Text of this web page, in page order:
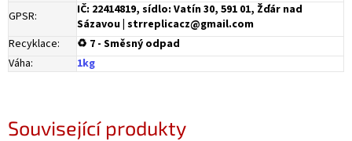
Související produkty
GPSR:
IČ: 22414819, sídlo: Vatín 30, 591 01, Žďár nad
Sázavou | strreplicacz@gmail.com
Recyklace:
♻ 7 - Směsný odpad
Váha: 1kg